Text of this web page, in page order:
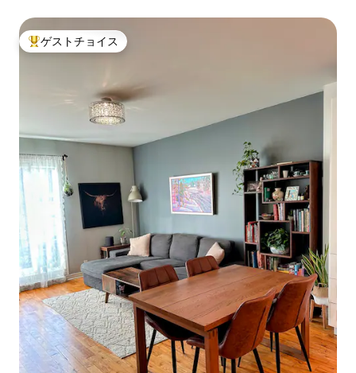
大好評のゲストチョイスです。
ゲストチョイス